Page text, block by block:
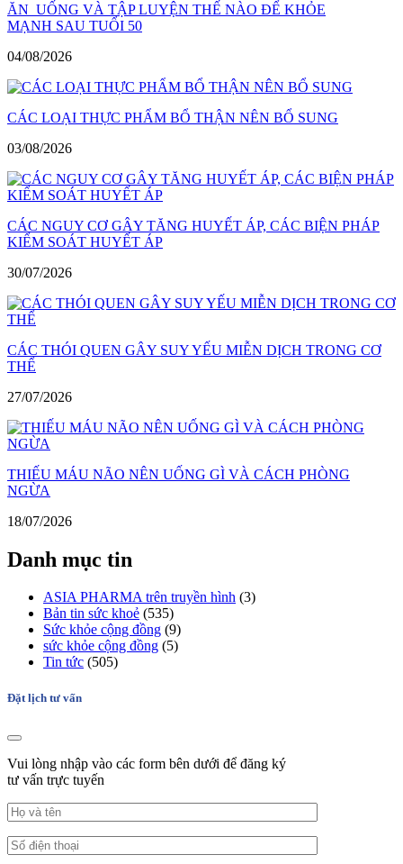
ĂN UỐNG VÀ TẬP LUYỆN THẾ NÀO ĐỂ KHỎE
MẠNH SAU TUỔI 50
04/08/2026
CÁC LOẠI THỰC PHẨM BỔ THẬN NÊN BỔ SUNG
03/08/2026
CÁC NGUY CƠ GÂY TĂNG HUYẾT ÁP, CÁC BIỆN PHÁP
KIỂM SOÁT HUYẾT ÁP
30/07/2026
CÁC THÓI QUEN GÂY SUY YẾU MIỄN DỊCH TRONG CƠ
THỂ
27/07/2026
THIẾU MÁU NÃO NÊN UỐNG GÌ VÀ CÁCH PHÒNG
NGỪA
18/07/2026
Danh mục tin
ASIA PHARMA trên truyền hình (3)
Bản tin sức khoẻ (535)
Sức khỏe cộng đồng (9)
sức khỏe cộng đồng (5)
Tin tức (505)
Đặt lịch tư vấn
Vui lòng nhập vào các form bên dưới để đăng ký
tư vấn trực tuyến